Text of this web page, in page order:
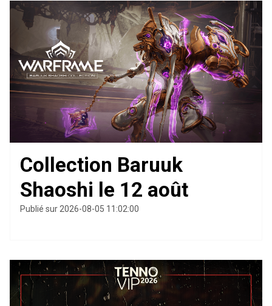
Collection Baruuk
Shaoshi le 12 août
Publié sur 2026-08-05 11:02:00